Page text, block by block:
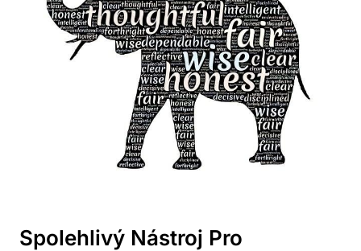
Spolehlivý Nástroj Pro